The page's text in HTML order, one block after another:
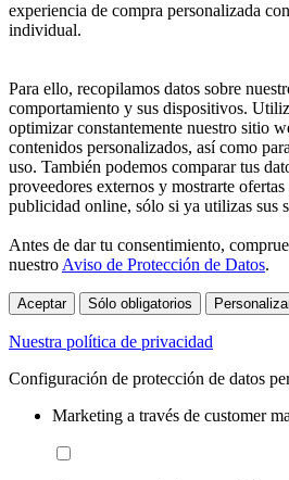
experiencia de compra personalizada
individual.
Para ello, recopilamos datos sobre
comportamiento y sus dispositivos.
optimizar constantemente nuestro sitio
contenidos personalizados, así como
uso. También podemos comparar tus
proveedores externos y mostrarte ofertas
publicidad online, sólo si ya utilizas sus
Antes de dar tu consentimiento,
nuestro Aviso de Protección de Datos.
Aceptar Sólo obligatorios
Nuestra política de privacidad
Configuración de protección de datos
Marketing a través de customer